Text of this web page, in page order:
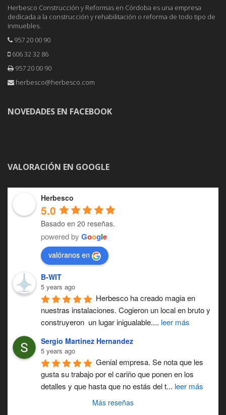
Herbesco Construcción y Reformas en Córdoba es una empresa
dedicada a la construcción y rehabilitación o reforma de todo tipo de
inmuebles.
957 20 00 90
606 32 32 86
957 20 00 90
herbesco@herbesco.com
NOVEDADES EN FACEBOOK
VALORACIÓN EN GOOGLE
Herbesco
5.0
Basado en 20 reseñas.
powered by Google
valóranos en
B-WIT
5 years ago
Herbesco ha creado magia en
nuestras instalaciones. Cogieron un local en bruto y
construyeron  un lugar inigualable.... leer más
Sergio Martinez Hernandez
5 years ago
Genial empresa. Se nota que les
gusta su trabajo por el cariño que ponen en los
detalles y que hasta que no estás del t... leer más
Más reseñas